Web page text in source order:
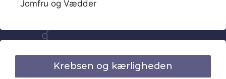
Jomfru og Vædder
Krebsen og kærligheden